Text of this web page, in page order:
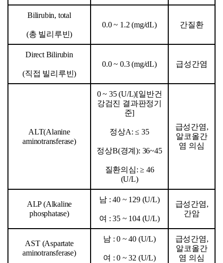
Bilirubin, total
(총 빌리루빈)
0.0 ~ 1.2 (mg/dL) 간질환
Direct Bilirubin
(직접 빌리루빈)
0.0 ~ 0.3 (mg/dL) 급성간염
ALT(Alanine
aminotransferase)
0 ~ 35 (U/L)[일반건
강검진 결과판정기
준]
정상A: ≤ 35
정상B(경계): 36~45
질환의심: ≥ 46
(U/L)
급성간염,
알코올간
염 의심
ALP (Alkaline
phosphatase)
남 : 40 ~ 129 (U/L)
여 : 35 ~ 104 (U/L)
급성간염,
간암
AST (Aspartate
aminotransferase)
남 : 0 ~ 40 (U/L)
여 : 0 ~ 32 (U/L)
급성간염,
알코올간
염 의심